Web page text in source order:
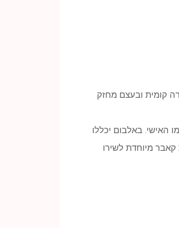
קומית ובעצם מחזק
האישי. באלבום יכללו
קאבר מיוחדת לשירו